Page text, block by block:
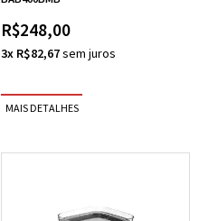
R$248,00
3x R$82,67